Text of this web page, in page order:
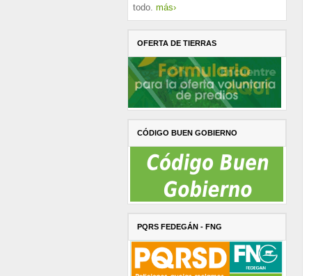
todo. más›
OFERTA DE TIERRAS
CÓDIGO BUEN GOBIERNO
PQRS FEDEGÁN - FNG